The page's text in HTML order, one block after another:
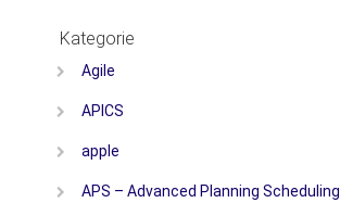
Kategorie
Agile
APICS
apple
APS – Advanced Planning Scheduling